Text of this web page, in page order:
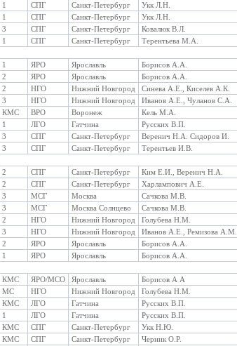
1 СПГ Санкт-Петербург
Укк Л.Н.
1 СПГ Санкт-Петербург
Укк Л.Н.
3 СПГ Санкт-Петербург
Ковалюк В.Л.
1 СПГ Санкт-Петербург
Терентьева М.А.
1 ЯРО Ярославль
Борисов А.А.
2 ЯРО Ярославль
Борисов А.А.
2 НГО Нижний Новгород
Синева А.Е., Киселев А.К.
3 НГО Нижний Новгород
Иванов А.Е., Чуланов С.А.
КМС ВРО Воронеж
Кель М.А.
1 ЛГО Гатчина
Русских В.П.
3 СПГ Санкт-Петербург
Веренич Н.А. Сидоров И.
3 СПГ Санкт-Петербург
Терентьев И.В.
2 СПГ Санкт-Петербург
Ким Е.И., Веренич Н.А.
2 СПГ Санкт-Петербург
Харлампович А.Е.
3 МСГ Москва
Сачкова М.В.
3 МСГ Москва Солнцево
Сачкова М.В.
2 НГО Нижний Новгород
Голубева Н.М.
3 НГО Нижний Новгород
Иванов А.Е., Ремизова А.М.
2 ЯРО Ярославль
Борисов А.А.
1 ЯРО Ярославль
Борисов А.А.
КМС ЯРО/МСО Ярославль
Борисов А А
МС НГО Нижний Новгород
Голубева Н.М.
КМС ЛГО Гатчина
Русских В.П.
1 ЛГО Гатчина
Русских В.П.
КМС СПГ Санкт-Петербург
Укк Н.Ю.
КМС СПГ Санкт-Петербург
Черник О.Р.